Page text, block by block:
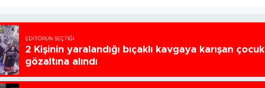
EDITÖRÜN SEÇTIĞI
2 Kişinin yaralandığı bıçaklı kavgaya karışan çocuk
gözaltına alındı